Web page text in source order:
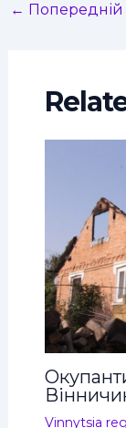
← Попередній
Vinnytsia